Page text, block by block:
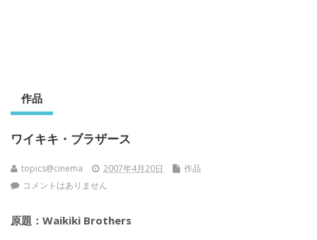
作品
ワイキキ・ブラザース
topics@cinema 2007年4月20日
作品
コメントはありません
原題：Waikiki Brothers